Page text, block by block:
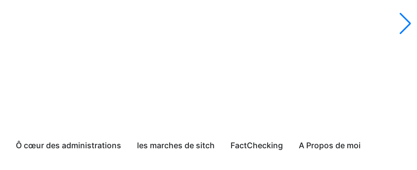
Ô cœur des administrations les marches de sitch FactChecking A Propos de moi